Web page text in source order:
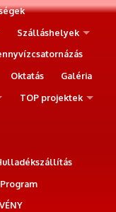
Szálláshelyek
Oktatás
Galéria
TOP projektek